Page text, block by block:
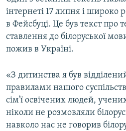
інтернеті 17 липня і широко
в Фейсбуці. Це був текст про
ставлення до білоруської
пожив в Україні.
«З дитинства я був
правилами нашого
сім'ї освічених людей,
ніколи не розмовляли
навколо нас не говорив